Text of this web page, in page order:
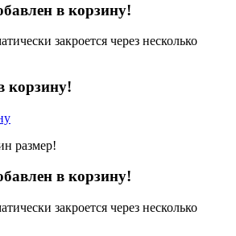
в корзину!
закроется через несколько
корзину!
размер!
в корзину!
закроется через несколько